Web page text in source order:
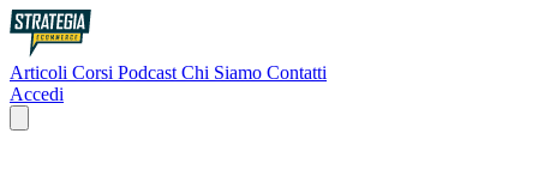
Articoli Corsi Podcast Chi Siamo Contatti
Accedi